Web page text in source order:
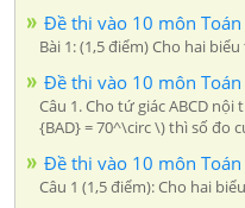
Đề thi vào 10 môn
Bài 1: (1,5 điểm) Cho hai
Đề thi vào 10 môn
Câu 1. Cho tứ giác ABCD
{BAD} = 70^\circ \) thì số đo
Đề thi vào 10 môn
Câu 1 (1,5 điểm): Cho hai